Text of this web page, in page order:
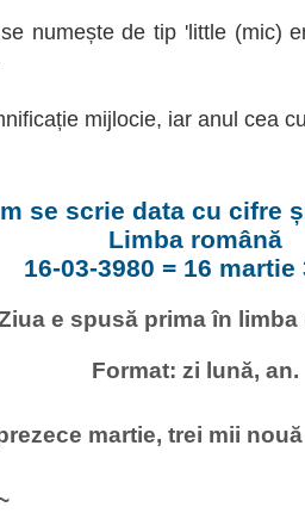
numește de tip 'little (mic)
mijlocie, iar anul cea
se scrie data cu cifre
Limba română
16-03-3980 = 16 martie
e spusă prima în limba
Format: zi lună, an.
martie, trei mii